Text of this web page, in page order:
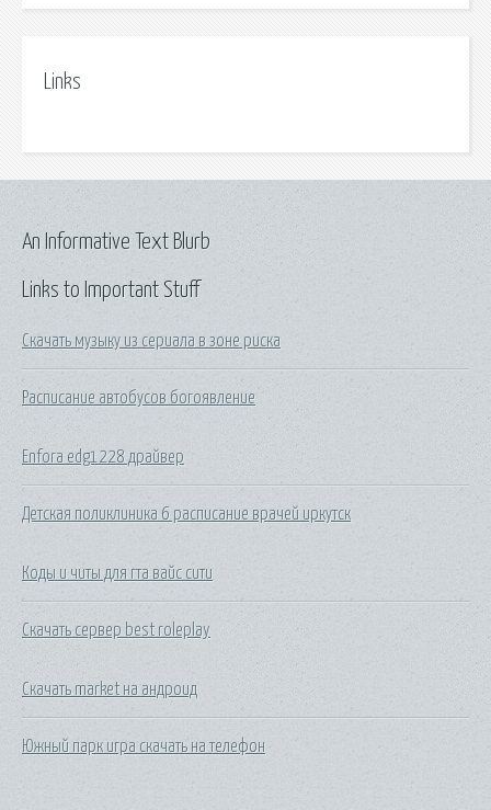
Links
Links to Important Stuff
Скачать музыку из сериала в зоне риска
Расписание автобусов богоявление
Enfora edg1228 драйвер
Детская поликлиника 6 расписание врачей иркутск
Коды и читы для гта вайс сити
Скачать сервер best roleplay
Скачать market на андроид
Южный парк игра скачать на телефон
An Informative Text Blurb